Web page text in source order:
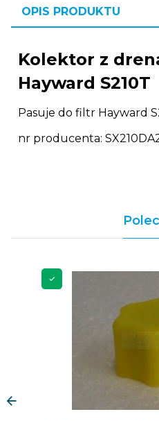
OPIS PRODUKTU
Kolektor z
Hayward S210T
Pasuje do filtr Hayward
nr producenta: